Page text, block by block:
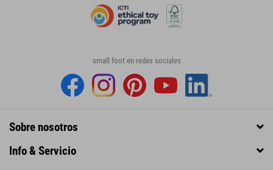
small foot en redes sociales
Sobre nosotros
Info & Servicio